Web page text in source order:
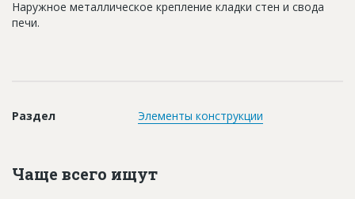
База строящихся объектов
Платные услуги
Правила работы
Наружное металлическое крепление кладки стен и свода
печи.
Раздел Элементы конструкции
Чаще всего ищут